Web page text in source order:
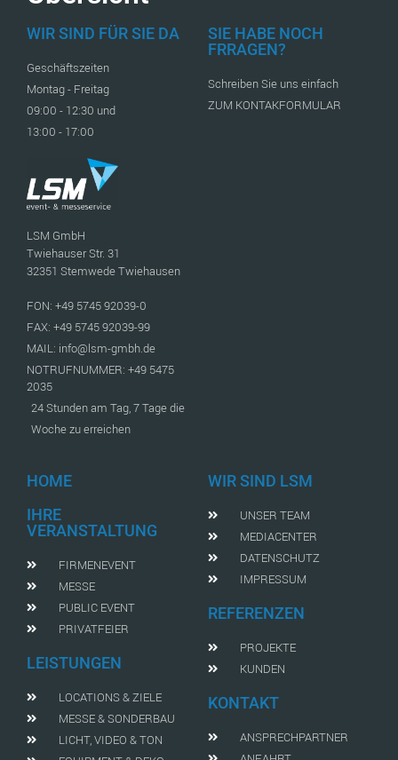
WIR SIND FÜR SIE DA
Geschäftszeiten
Montag - Freitag
09:00 - 12:30 und
13:00 - 17:00
LSM GmbH
Twiehauser Str. 31
32351 Stemwede Twiehausen
FON: +49 5745 92039-0
FAX: +49 5745 92039-99
MAIL: info@lsm-gmbh.de
NOTRUFNUMMER: +49 5475
2035
24 Stunden am Tag, 7 Tage die
Woche zu erreichen
SIE HABE NOCH
FRRAGEN?
Schreiben Sie uns einfach
ZUM KONTAKFORMULAR
HOME
IHRE
VERANSTALTUNG
FIRMENEVENT
MESSE
PUBLIC EVENT
PRIVATFEIER
LEISTUNGEN
LOCATIONS & ZIELE
MESSE & SONDERBAU
LICHT, VIDEO & TON
WIR SIND LSM
UNSER TEAM
MEDIACENTER
DATENSCHUTZ
IMPRESSUM
REFERENZEN
PROJEKTE
KUNDEN
KONTAKT
ANSPRECHPARTNER